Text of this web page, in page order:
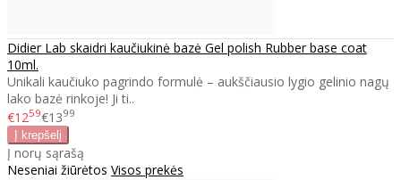
Didier Lab skaidri kaučiukinė bazė Gel polish Rubber base coat
10ml.
Unikali kaučiuko pagrindo formulė – aukščiausio lygio gelinio nagų
lako bazė rinkoje! Ji ti..
€1259€1399
Į norų sąrašą
Neseniai žiūrėtos Visos prekės